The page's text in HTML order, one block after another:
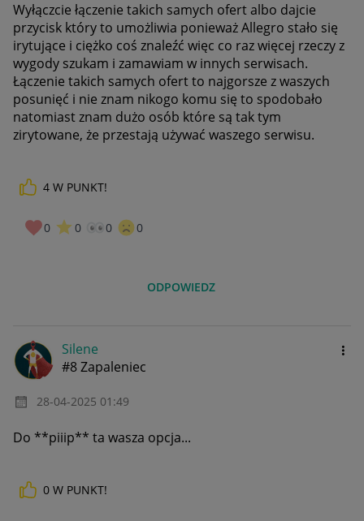
Wyłączcie łączenie takich samych ofert albo dajcie
przycisk który to umożliwia ponieważ Allegro stało się
irytujące i ciężko coś znaleźć więc co raz więcej rzeczy z
wygody szukam i zamawiam w innych serwisach.
Łączenie takich samych ofert to najgorsze z waszych
posunięć i nie znam nikogo komu się to spodobało
natomiast znam dużo osób które są tak tym
zirytowane, że przestają używać waszego serwisu.
4 W PUNKT!
0 0 0 0
ODPOWIEDZ
Silene
#8 Zapaleniec
‎28-04-2025 01:49
Do **piiip** ta wasza opcja...
0 W PUNKT!